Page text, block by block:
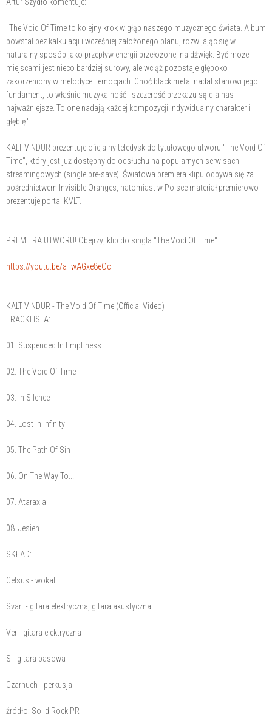
"The Void Of Time to kolejny krok w głąb naszego muzycznego świata. Album
powstał bez kalkulacji i wcześniej założonego planu, rozwijając się w
naturalny sposób jako przepływ energii przełożonej na dźwięk. Być może
miejscami jest nieco bardziej surowy, ale wciąż pozostaje głęboko
zakorzeniony w melodyce i emocjach. Choć black metal nadal stanowi jego
fundament, to właśnie muzykalność i szczerość przekazu są dla nas
najważniejsze. To one nadają każdej kompozycji indywidualny charakter i
głębię."
KALT VINDUR prezentuje oficjalny teledysk do tytułowego utworu "The Void Of
Time", który jest już dostępny do odsłuchu na popularnych serwisach
streamingowych (single pre-save). Światowa premiera klipu odbywa się za
pośrednictwem Invisible Oranges, natomiast w Polsce materiał premierowo
prezentuje portal KVLT.
PREMIERA UTWORU! Obejrzyj klip do singla "The Void Of Time"
https://youtu.be/aTwAGxe8eOc
KALT VINDUR - The Void Of Time (Official Video)
TRACKLISTA:
01. Suspended In Emptiness
02. The Void Of Time
03. In Silence
04. Lost In Infinity
05. The Path Of Sin
06. On The Way To...
07. Ataraxia
08. Jesien
SKŁAD:
Celsus - wokal
Svart - gitara elektryczna, gitara akustyczna
Ver - gitara elektryczna
S - gitara basowa
Czarnuch - perkusja
źródło: Solid Rock PR